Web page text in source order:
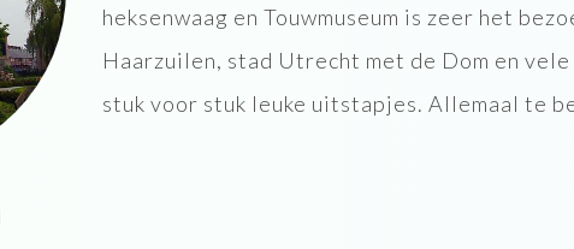
heksenwaag en Touwmuseum is zeer het
Haarzuilen, stad Utrecht met de Dom en
stuk voor stuk leuke uitstapjes. Allemaal te